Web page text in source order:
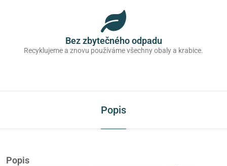
Bez zbytečného odpadu
Recyklujeme a znovu používáme všechny obaly a krabice.
Popis
Popis